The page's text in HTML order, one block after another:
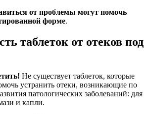
от проблемы могут помочь
форме.
таблеток от отеков под
Не существует таблеток, которые
устранить отеки, возникающие по
патологических заболеваний: для
и капли.